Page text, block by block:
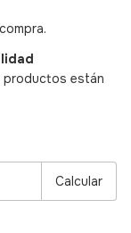
productos están
Calcular